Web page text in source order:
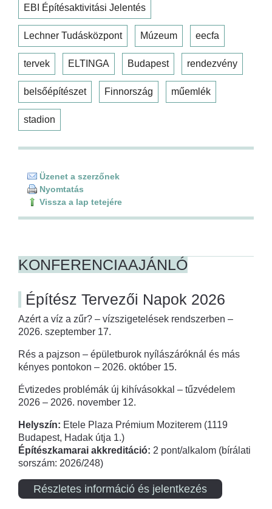
EBI Építésaktivitási Jelentés
Lechner Tudásközpont Múzeum eecfa
tervek ELTINGA Budapest rendezvény
belsőépítészet Finnország műemlék
stadion
Üzenet a szerzőnek
Nyomtatás
Vissza a lap tetejére
KONFERENCIAAJÁNLÓ
Építész Tervezői Napok 2026
Azért a víz a zűr? – vízszigetelések rendszerben –
2026. szeptember 17.
Rés a pajzson – épületburok nyílászáróknál és más
kényes pontokon – 2026. október 15.
Évtizedes problémák új kihívásokkal – tűzvédelem
2026 – 2026. november 12.
Helyszín: Etele Plaza Prémium Moziterem (1119
Budapest, Hadak útja 1.)
Építészkamarai akkreditáció: 2 pont/alkalom (bírálati
sorszám: 2026/248)
Részletes információ és jelentkezés